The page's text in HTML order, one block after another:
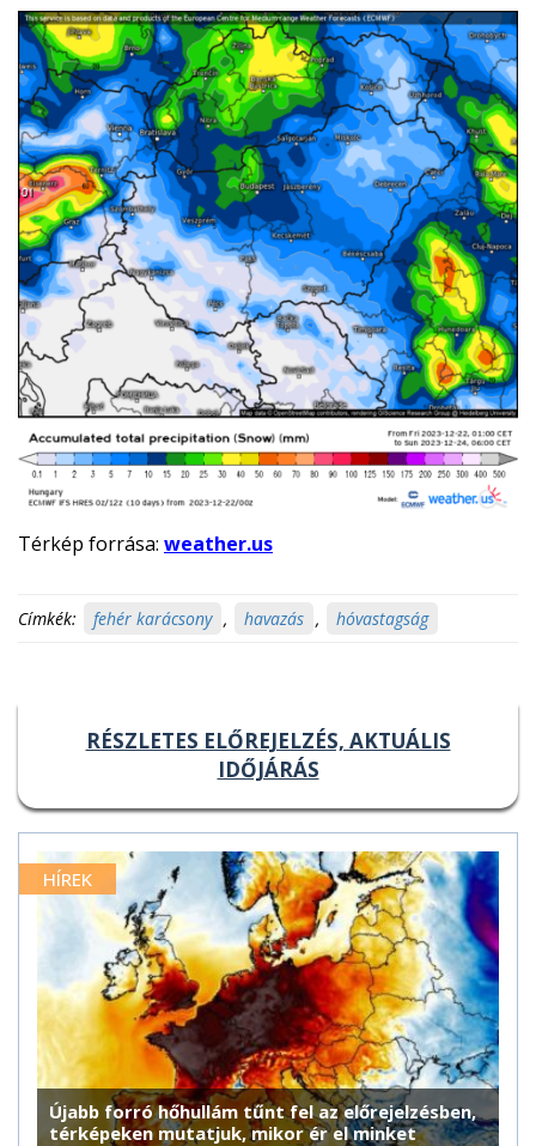
Térkép forrása: weather.us
Címkék: fehér karácsony , havazás , hóvastagság
RÉSZLETES ELŐREJELZÉS, AKTUÁLIS
IDŐJÁRÁS
HÍREK
Újabb forró hőhullám tűnt fel az előrejelzésben,
térképeken mutatjuk, mikor ér el minket